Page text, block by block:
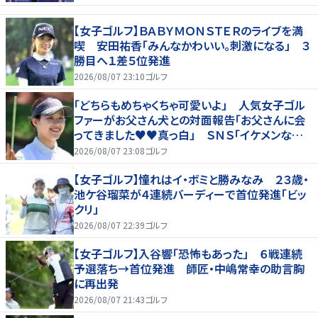
【女子ゴルフ】ＢＡＢＹＭＯＮＳＴＥＲのライブを満
喫 安田祐香「みんなかわいい。刺激になる」 ３
勝目へ１差５位発進
2026/08/07 23:10ゴルフ
「どちらもめちゃくちゃ可愛いよ」 人気女子ゴル
ファーがお父さん犬との対面報告「お父さんに会
ってきました♥♥真っ白」 ＳＮＳ「イケメンなお
父さん」「白戸家入りするんですか？」
2026/08/07 23:08ゴルフ
【女子ゴルフ】憧れはイ・ボミと勝みなみ ２３歳・
池ケ谷瑠菜が４連続バーディーで首位発進「ビッ
クリ」
2026/08/07 22:39ゴルフ
【女子ゴルフ】入谷響「恐怖もあった」 ６戦連続
予選落ち→首位発進 師匠・中嶋常幸の助言胸
に再出発
2026/08/07 21:43ゴルフ